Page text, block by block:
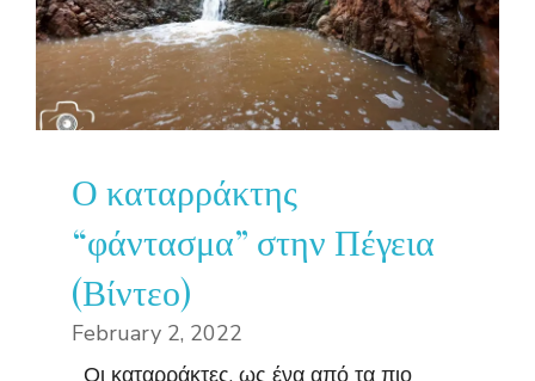
Ο καταρράκτης
“φάντασμα” στην Πέγεια
(Βίντεο)
February 2, 2022
Οι καταρράκτες, ως ένα από τα πιο